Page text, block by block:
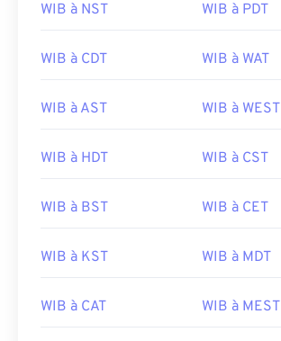
WIB à NST WIB à PDT
WIB à CDT WIB à WAT
WIB à AST WIB à WEST
WIB à HDT WIB à CST
WIB à BST WIB à CET
WIB à KST WIB à MDT
WIB à CAT WIB à MEST